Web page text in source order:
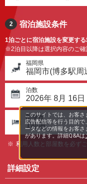
2 宿泊施設条件
1泊ごとに宿泊施設を変更す
※2泊目以降は選択内容のご確
福岡県
福岡市(博多駅周
泊数
2026年 8月 16日
部屋数
1部屋
利用人数と部屋数を必ず
詳細設定
このサイトでは、お客さ
広告配信等を行う目的
ータなどの情報をお客
があります。詳細Q&Aは